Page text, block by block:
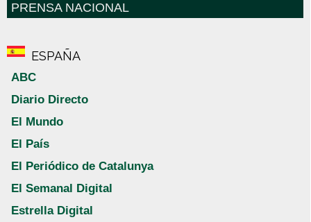
PRENSA NACIONAL
ESPAÑA
ABC
Diario Directo
El Mundo
El País
El Periódico de Catalunya
El Semanal Digital
Estrella Digital